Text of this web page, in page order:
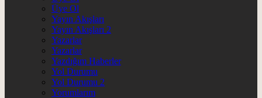
Üye Ol
Yayın Akışları
Yayın Akışları 2
Yazarlar
Yazarlar
Yazdığım Haberler
Yol Durumu
Yol Durumu 2
Yorumlarım